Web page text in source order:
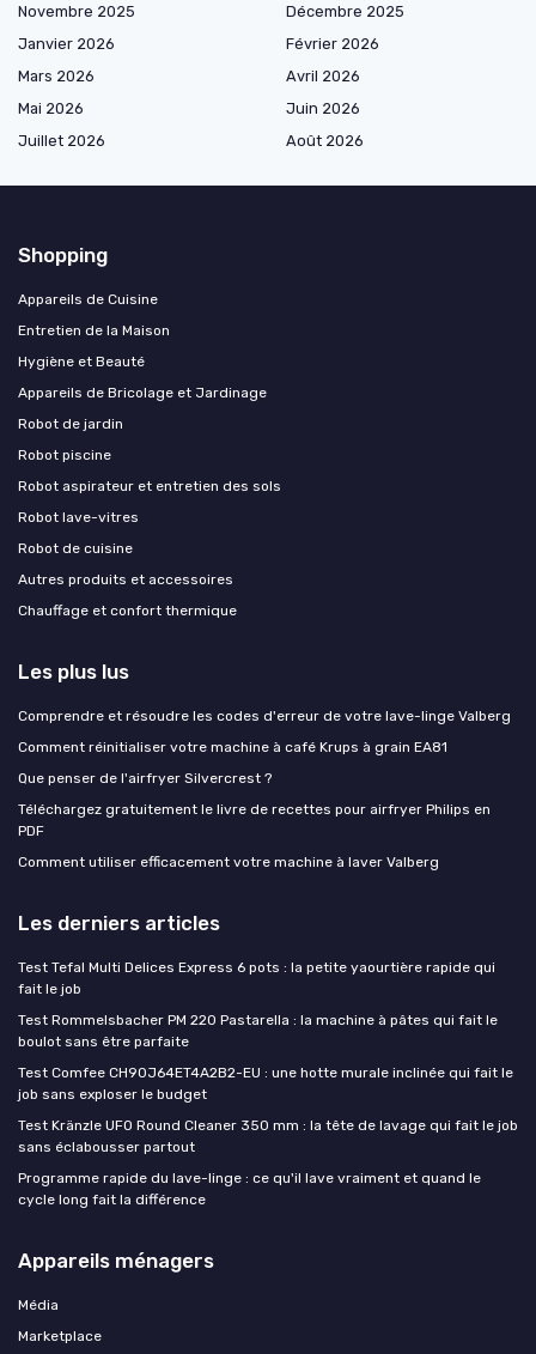
Novembre 2025
Décembre 2025
Janvier 2026
Février 2026
Mars 2026
Avril 2026
Mai 2026
Juin 2026
Juillet 2026
Août 2026
Shopping
Appareils de Cuisine
Entretien de la Maison
Hygiène et Beauté
Appareils de Bricolage et Jardinage
Robot de jardin
Robot piscine
Robot aspirateur et entretien des sols
Robot lave-vitres
Robot de cuisine
Autres produits et accessoires
Chauffage et confort thermique
Les plus lus
Comprendre et résoudre les codes d'erreur de votre lave-linge Valberg
Comment réinitialiser votre machine à café Krups à grain EA81
Que penser de l'airfryer Silvercrest ?
Téléchargez gratuitement le livre de recettes pour airfryer Philips en
PDF
Comment utiliser efficacement votre machine à laver Valberg
Les derniers articles
Test Tefal Multi Delices Express 6 pots : la petite yaourtière rapide qui
fait le job
Test Rommelsbacher PM 220 Pastarella : la machine à pâtes qui fait le
boulot sans être parfaite
Test Comfee CH90J64ET4A2B2-EU : une hotte murale inclinée qui fait le
job sans exploser le budget
Test Kränzle UFO Round Cleaner 350 mm : la tête de lavage qui fait le job
sans éclabousser partout
Programme rapide du lave-linge : ce qu'il lave vraiment et quand le
cycle long fait la différence
Appareils ménagers
Média
Marketplace